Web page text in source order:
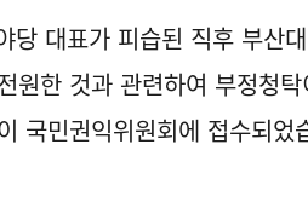
당 대표가 피습된 직후 부산
원한 것과 관련하여 부정청
국민권익위원회에 접수되었